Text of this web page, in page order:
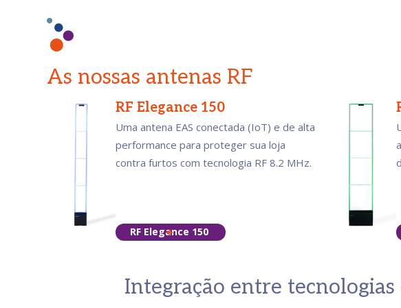
As nossas antenas RF
RF Elegance 150
Uma antena EAS conectada (IoT) e de alta
performance para proteger sua loja
contra furtos com tecnologia RF 8.2 MHz.
RF Elegance 150
Integração entre